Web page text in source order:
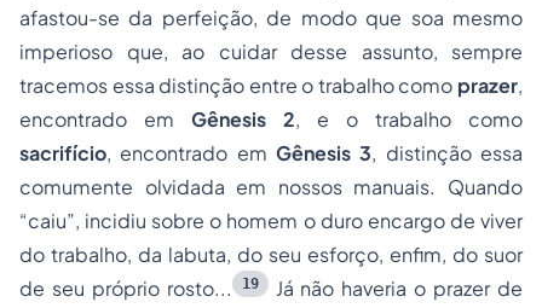
afastou-se da perfeição, de modo que soa mesmo
imperioso que, ao cuidar desse assunto, sempre
tracemos essa distinção entre o trabalho como prazer,
encontrado em Gênesis 2, e o trabalho como
sacrifício, encontrado em Gênesis 3, distinção essa
comumente olvidada em nossos manuais. Quando
“caiu”, incidiu sobre o homem o duro encargo de viver
do trabalho, da labuta, do seu esforço, enfim, do suor
de seu próprio rosto...
19 Já não haveria o prazer de